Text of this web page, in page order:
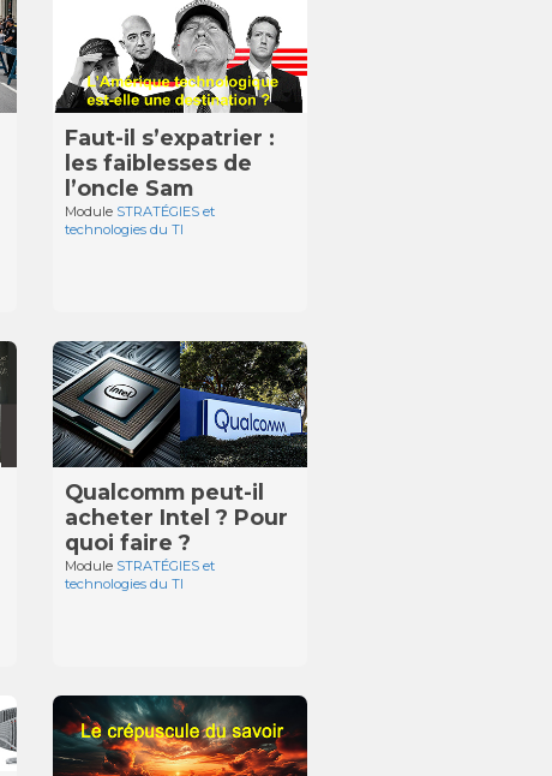
Faut-il s’expatrier :
les faiblesses de
l’oncle Sam
Module STRATÉGIES et
technologies du TI
Qualcomm peut-il
acheter Intel ? Pour
quoi faire ?
Module STRATÉGIES et
technologies du TI